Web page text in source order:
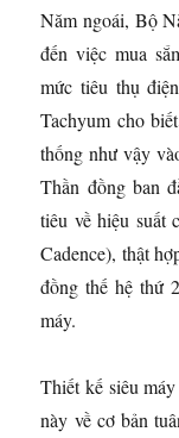
Năm ngoái, Bộ
đến việc mua
mức tiêu thụ
Tachyum cho
thống như vậy
Thần đồng ban
tiêu về hiệu suất
Cadence), thật
đồng thế hệ thứ
máy.
Thiết kế siêu
này về cơ bản